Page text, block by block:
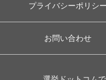
プライバシーポリシー
お問い合わせ